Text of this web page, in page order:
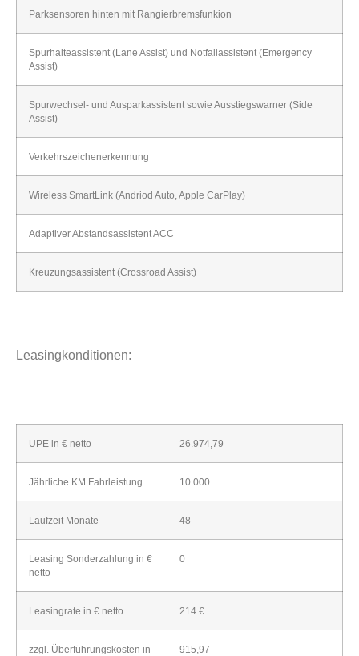
Parksensoren hinten mit Rangierbremsfunkion
Spurhalteassistent (Lane Assist) und Notfallassistent (Emergency
Assist)
Spurwechsel- und Ausparkassistent sowie Ausstiegswarner (Side
Assist)
Verkehrszeichenerkennung
Wireless SmartLink (Andriod Auto, Apple CarPlay)
Adaptiver Abstandsassistent ACC
Kreuzungsassistent (Crossroad Assist)
Leasingkonditionen:
UPE in € netto 26.974,79
Jährliche KM Fahrleistung 10.000
Laufzeit Monate 48
Leasing Sonderzahlung in €
netto
0
Leasingrate in € netto 214 €
zzgl. Überführungskosten in
915,97